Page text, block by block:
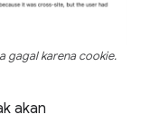
gagal karena cookie.
akan